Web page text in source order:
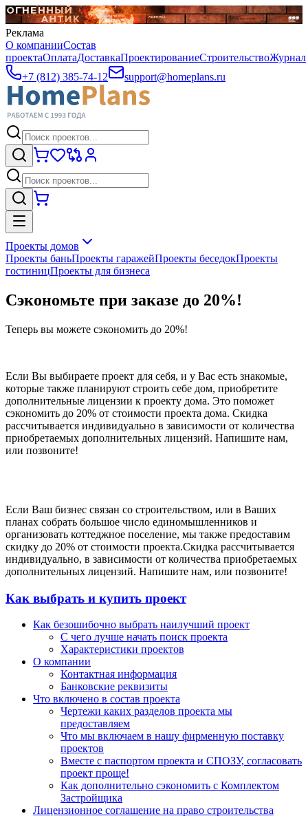
Реклама
О компанииСостав
проектаОплатаДоставкаПроектированиеСтроительствоЖурнал
+7 (812) 385-74-12
support@homeplans.ru
Проекты домов
Проекты баньПроекты гаражейПроекты беседокПроекты
гостиницПроекты для бизнеса
Сэкономьте при заказе до 20%!
Теперь вы можете сэкономить до 20%!
Если Вы выбираете проект для себя, и у Вас есть знакомые,
которые также планируют строить себе дом, приобретите
дополнительные лицензии к проекту дома. Это поможет
сэкономить до 20% от стоимости проекта дома. Скидка
рассчитывается индивидуально в зависимости от количества
приобретаемых дополнительных лицензий. Напишите нам,
или позвоните!
Если Ваш бизнес связан со строительством, или в Ваших
планах собрать большое число единомышленников и
организовать коттеджное поселение, мы также предоставим
скидку до 20% от стоимости проекта.Скидка рассчитывается
индивидуально, в зависимости от количества приобретаемых
дополнительных лицензий. Напишите нам, или позвоните!
Как выбрать и купить проект
Как безошибочно выбрать наилучший проект
С чего лучше начать поиск проекта
Характеристики проектов
О компании
Контактная информация
Банковские реквизиты
Что включено в состав проекта
Чертежи каких разделов проекта мы
предоставляем
Что мы включаем в нашу фирменную поставку
проектов
Вместе с паспортом проекта и СПОЗУ, согласовать
проект проще!
Как дополнительно сэкономить с Комплектом
Застройщика
Лицензионное соглашение на право строительства